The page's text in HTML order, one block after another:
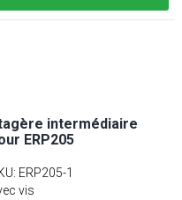
intermédiaire
ERP205
: ERP205-1
vis